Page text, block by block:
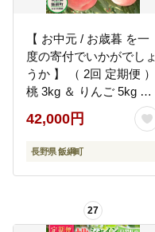
【 お中元 / お歳暮 を一
度の寄付でいかがでしょ
うか 】 （ 2回 定期便 ）
桃 3kg ＆ りんご 5kg D
コース 配送先は本州限
定 桃 ：2026年8月上旬
頃～2026年8月下旬頃ま
12月上旬頃～2026年12
さと振興公社 長野県 飯
42,000円
長野県 飯綱町
27